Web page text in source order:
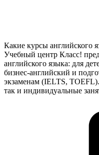
Какие курсы английского
Учебный центр Класс!
английского языка: для
бизнес-английский и
экзаменам (IELTS,
так и индивидуальные